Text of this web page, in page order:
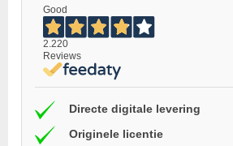
Good
2.220
Reviews
Directe digitale levering
Originele licentie